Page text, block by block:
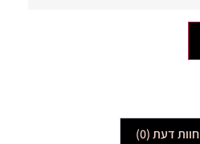
חוות דעת (0)